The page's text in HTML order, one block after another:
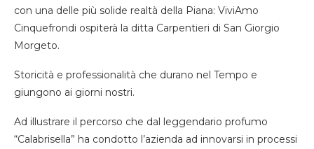
con una delle più solide realtà della Piana: ViviAmo
Cinquefrondi ospiterà la ditta Carpentieri di San Giorgio
Morgeto.
Storicità e professionalità che durano nel Tempo e
giungono ai giorni nostri.
Ad illustrare il percorso che dal leggendario profumo
“Calabrisella” ha condotto l’azienda ad innovarsi in processi